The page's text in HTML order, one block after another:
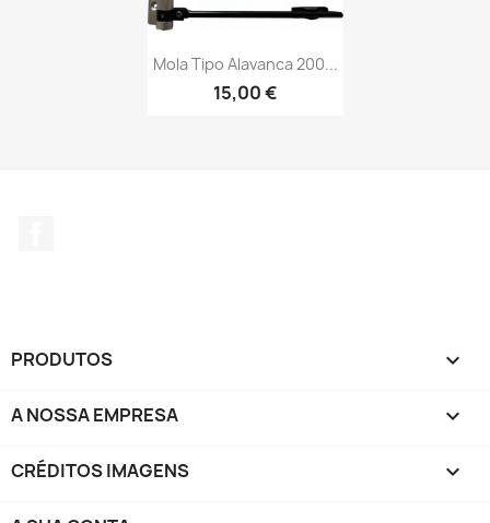
Mola Tipo Alavanca 200...
15,00 €
PRODUTOS 
A NOSSA EMPRESA 
CRÉDITOS IMAGENS 